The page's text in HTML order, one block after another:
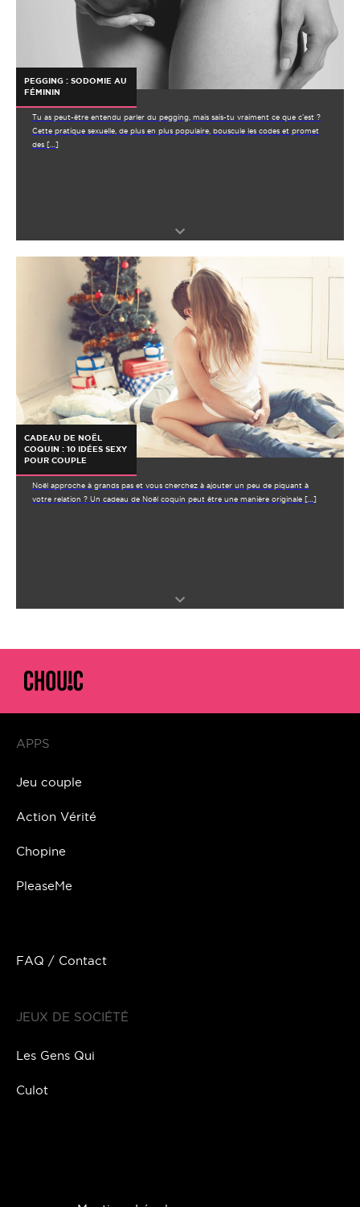
PEGGING : SODOMIE AU
FÉMININ
Tu as peut-être entendu parler du pegging, mais sais-tu vraiment ce que c’est ?
Cette pratique sexuelle, de plus en plus populaire, bouscule les codes et promet
des […]
CADEAU DE NOËL
COQUIN : 10 IDÉES SEXY
POUR COUPLE
Noël approche à grands pas et vous cherchez à ajouter un peu de piquant à
votre relation ? Un cadeau de Noël coquin peut être une manière originale […]
APPS
Jeu couple
Action Vérité
Chopine
PleaseMe
FAQ / Contact
JEUX DE SOCIÉTÉ
Les Gens Qui
Culot